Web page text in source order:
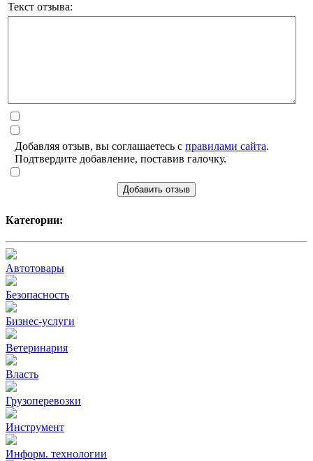
Текст отзыва:
Добавляя отзыв, вы соглашаетесь с правилами сайта.
Подтвердите добавление, поставив галочку.
Добавить отзыв
Категории:
Автотовары
Безопасность
Бизнес-услуги
Ветеринария
Власть
Грузоперевозки
Инструмент
Информ. технологии